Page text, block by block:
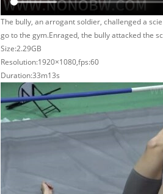
The bully, an arrogant soldier, challenged a
go to the gym.Enraged, the bully attacked the
Size:2.29GB
Resolution:1920×1080,fps:60
Duration:33m13s